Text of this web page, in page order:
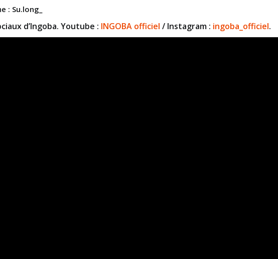
: Su.long_
d’Ingoba. Youtube : INGOBA officiel / Instagram : ingoba_officiel.